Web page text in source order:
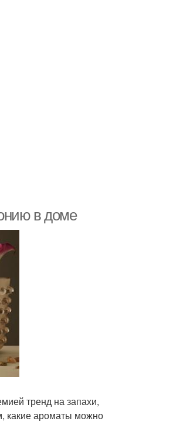
в доме
тренд на запахи,
какие ароматы можно